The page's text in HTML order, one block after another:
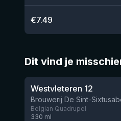
€7.49
Dit vind je
★4.46
Westvleteren 12
Belgian Quadrupel
330 ml